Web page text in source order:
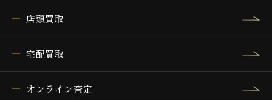
店頭買取
宅配買取
オンライン査定